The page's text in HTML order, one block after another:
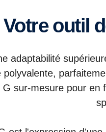
Votre outil
adaptabilité
sur-mesure pour